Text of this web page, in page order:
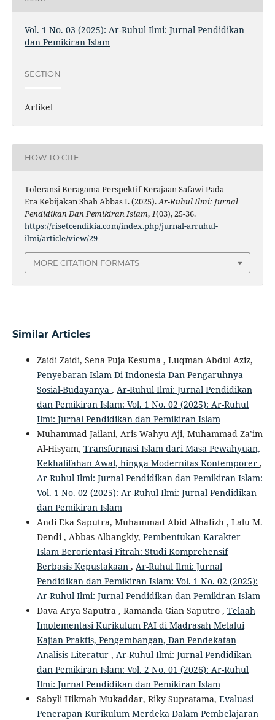
Vol. 1 No. 03 (2025): Ar-Ruhul Ilmi: Jurnal Pendidikan
dan Pemikiran Islam
SECTION
Artikel
HOW TO CITE
Toleransi Beragama Perspektif Kerajaan Safawi Pada
Era Kebijakan Shah Abbas I. (2025).Ar-Ruhul Ilmi: Jurnal
Pendidikan Dan Pemikiran Islam,1(03), 25-36.
https://risetcendikia.com/index.php/jurnal-arruhul-
ilmi/article/view/29
MORE CITATION FORMATS
Similar Articles
Zaidi Zaidi, Sena Puja Kesuma , Luqman Abdul Aziz,
Penyebaran Islam Di Indonesia Dan Pengaruhnya
Sosial-Budayanya , Ar-Ruhul Ilmi: Jurnal Pendidikan
dan Pemikiran Islam: Vol. 1 No. 02 (2025): Ar-Ruhul
Ilmi: Jurnal Pendidikan dan Pemikiran Islam
Muhammad Jailani, Aris Wahyu Aji, Muhammad Za’im
Al-Hisyam, Transformasi Islam dari Masa Pewahyuan,
Kekhalifahan Awal, hingga Modernitas Kontemporer ,
Ar-Ruhul Ilmi: Jurnal Pendidikan dan Pemikiran Islam:
Vol. 1 No. 02 (2025): Ar-Ruhul Ilmi: Jurnal Pendidikan
dan Pemikiran Islam
Andi Eka Saputra, Muhammad Abid Alhafizh , Lalu M.
Dendi , Abbas Albangkiy, Pembentukan Karakter
Islam Berorientasi Fitrah: Studi Komprehensif
Berbasis Kepustakaan , Ar-Ruhul Ilmi: Jurnal
Pendidikan dan Pemikiran Islam: Vol. 1 No. 02 (2025):
Ar-Ruhul Ilmi: Jurnal Pendidikan dan Pemikiran Islam
Dava Arya Saputra , Ramanda Gian Saputro , Telaah
Implementasi Kurikulum PAI di Madrasah Melalui
Kajian Praktis, Pengembangan, Dan Pendekatan
Analisis Literatur , Ar-Ruhul Ilmi: Jurnal Pendidikan
dan Pemikiran Islam: Vol. 2 No. 01 (2026): Ar-Ruhul
Ilmi: Jurnal Pendidikan dan Pemikiran Islam
Sabyli Hikmah Mukaddar, Riky Supratama, Evaluasi
Penerapan Kurikulum Merdeka Dalam Pembelajaran